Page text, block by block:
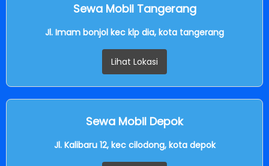
Sewa Mobil Tangerang
Jl. Imam bonjol kec klp dia, kota tangerang
Lihat Lokasi
Sewa Mobil Depok
Jl. Kalibaru 12, kec cilodong, kota depok